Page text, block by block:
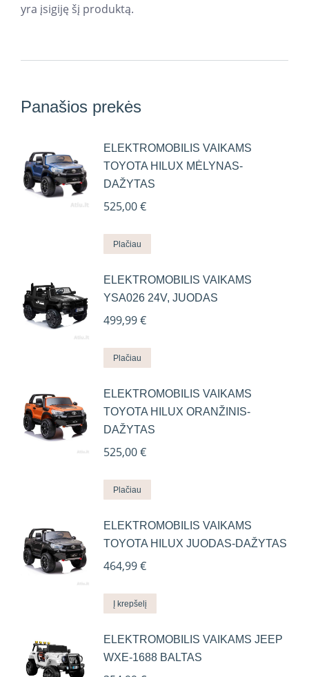
yra įsigiję šį produktą.
Panašios prekės
ELEKTROMOBILIS VAIKAMS
TOYOTA HILUX MĖLYNAS-
DAŽYTAS
525,00€
Plačiau
ELEKTROMOBILIS VAIKAMS
YSA026 24V, JUODAS
499,99€
Plačiau
ELEKTROMOBILIS VAIKAMS
TOYOTA HILUX ORANŽINIS-
DAŽYTAS
525,00€
Plačiau
ELEKTROMOBILIS VAIKAMS
TOYOTA HILUX JUODAS-DAŽYTAS
464,99€
Į krepšelį
ELEKTROMOBILIS VAIKAMS JEEP
WXE-1688 BALTAS